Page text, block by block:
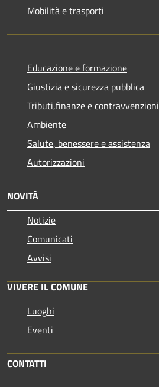
Mobilità e trasporti
Educazione e formazione
Giustizia e sicurezza pubblica
Tributi,finanze e contravvenzioni
Ambiente
Salute, benessere e assistenza
Autorizzazioni
NOVITÀ
Notizie
Comunicati
Avvisi
VIVERE IL COMUNE
Luoghi
Eventi
CONTATTI